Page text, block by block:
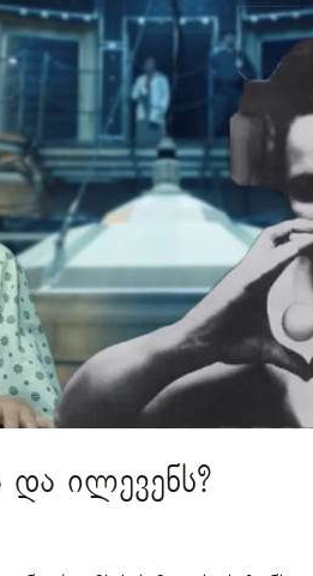
და ილევენს?